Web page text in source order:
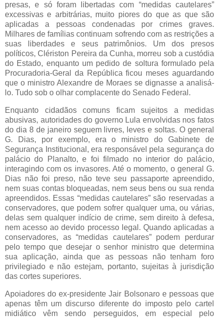
presas, e só foram libertadas com “medidas cautelares”
excessivas e arbitrárias, muito piores do que as que são
aplicadas a pessoas condenadas por crimes graves.
Milhares de famílias continuam sofrendo com as restrições a
suas liberdades e seus patrimônios. Um dos presos
políticos, Clériston Pereira da Cunha, morreu sob a custódia
do Estado, enquanto um pedido de soltura formulado pela
Procuradoria-Geral da República ficou meses aguardando
que o ministro Alexandre de Moraes se dignasse a analisá-
lo. Tudo sob o olhar complacente do Senado Federal.
Enquanto cidadãos comuns ficam sujeitos a medidas
abusivas, autoridades do governo Lula envolvidas nos fatos
do dia 8 de janeiro seguem livres, leves e soltas. O general
G. Dias, por exemplo, era o ministro do Gabinete de
Segurança Institucional, era responsável pela segurança do
palácio do Planalto, e foi filmado no interior do palácio,
interagindo com os invasores. Até o momento, o general G.
Dias não foi preso, não teve seu passaporte apreendido,
nem suas contas bloqueadas, nem seus bens ou sua renda
apreendidos. Essas “medidas cautelares” são reservadas a
conservadores, que podem sofrer qualquer uma, ou várias,
delas sem qualquer indício de crime, sem direito à defesa,
nem acesso ao devido processo legal. Quando aplicadas a
conservadores, as “medidas cautelares” podem perdurar
pelo tempo que desejar o senhor ministro que determina
sua aplicação, ainda que as pessoas não tenham foro
privilegiado e não estejam, portanto, sujeitas à jurisdição
das cortes superiores.
Apoiadores do ex-presidente Jair Bolsonaro e pessoas que
apenas têm um discurso diferente do imposto pelo cartel
midiático vêm sendo perseguidos, em especial pelo